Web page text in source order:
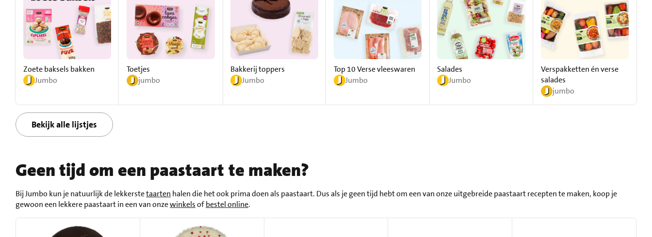
Zoete baksels bakken
Jumbo
Toetjes
jumbo
Bakkerij toppers
Jumbo
Top 10 Verse vleeswaren
Jumbo
Salades
Jumbo
Verspakketten én verse
salades
jumbo
Bekijk alle lijstjes
Geen tijd om een paastaart te maken?
Bij Jumbo kun je natuurlijk de lekkerstetaarten halen die het ook prima doen als paastaart. Dus als je geen tijd hebt om een van onze uitgebreide paastaart recepten te maken, koop je
gewoon een lekkere paastaart in een van onzewinkelsofbestel online.